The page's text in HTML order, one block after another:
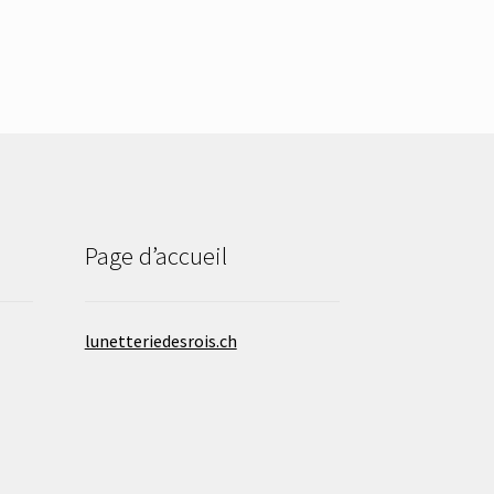
Page d’accueil
lunetteriedesrois.ch